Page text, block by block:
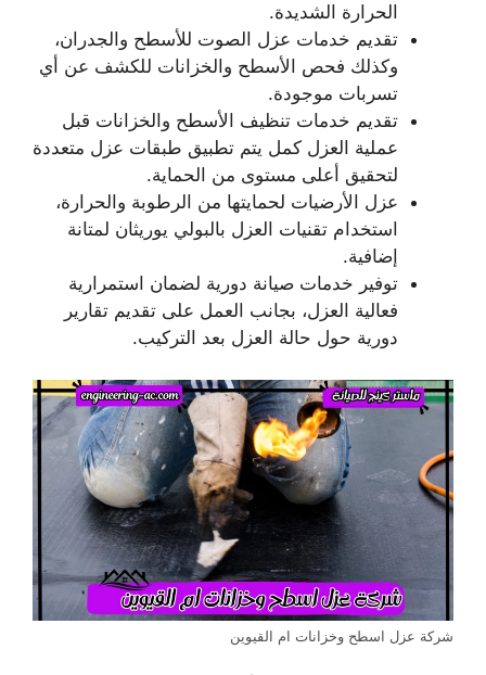
الحرارة الشديدة.
تقديم خدمات عزل الصوت للأسطح والجدران،
وكذلك فحص الأسطح والخزانات للكشف عن أي
تسربات موجودة.
تقديم خدمات تنظيف الأسطح والخزانات قبل
عملية العزل كمل يتم تطبيق طبقات عزل متعددة
لتحقيق أعلى مستوى من الحماية.
عزل الأرضيات لحمايتها من الرطوبة والحرارة،
استخدام تقنيات العزل بالبولي يوريثان لمتانة
إضافية.
توفير خدمات صيانة دورية لضمان استمرارية
فعالية العزل، بجانب العمل على تقديم تقارير
دورية حول حالة العزل بعد التركيب.
شركة عزل اسطح وخزانات ام القيوين